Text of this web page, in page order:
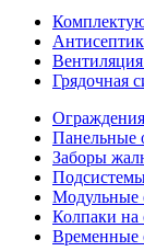
Грядочная
Ограждения
Панельные
Заборы
Модульные
Колпаки на
Временные